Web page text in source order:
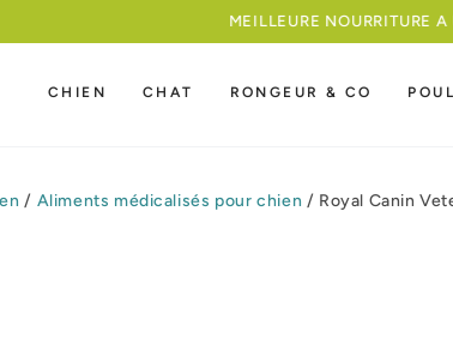
MEILLEURE NOURRITURE
CHIEN CHAT RONGEUR & CO
/ Aliments médicalisés pour chien / Royal Canin